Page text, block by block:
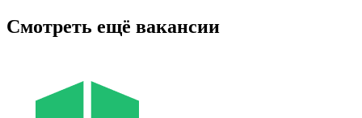
Смотреть ещё вакансии